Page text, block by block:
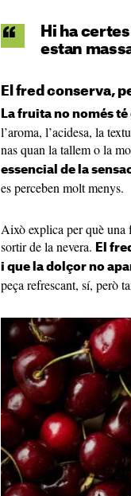
Hi ha
estan
El fred conserva,
La fruita no només
l’aroma, l’acidesa, la
nas quan la tallem o la
essencial de la
es perceben molt menys.
Això explica per què una
sortir de la nevera. El
i que la dolçor no
peça refrescant, sí, però